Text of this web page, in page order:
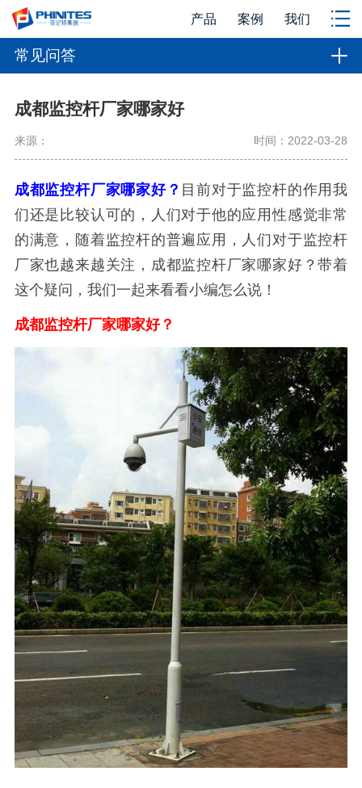
产品 案例 我们
常见问答
成都监控杆厂家哪家好
来源： 时间：2022-03-28
成都监控杆厂家哪家好？ 目前对于监控杆的作用我
们还是比较认可的，人们对于他的应用性感觉非常
的满意，随着监控杆的普遍应用，人们对于监控杆
厂家也越来越关注，成都监控杆厂家哪家好？带着
这个疑问，我们一起来看看小编怎么说！
成都监控杆厂家哪家好？